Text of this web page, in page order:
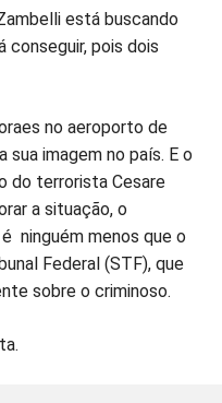
está buscando
conseguir, pois dois
no aeroporto de
sua imagem no país. E o
do terrorista Cesare
a situação, o
ninguém menos que o
Federal (STF), que
sobre o criminoso.